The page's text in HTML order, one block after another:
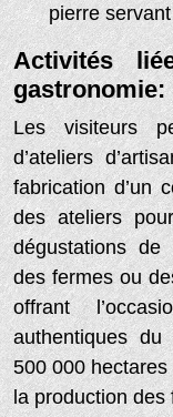
pierre
Activités
gastronomie:
Les visiteurs
d’ateliers
fabrication d’un
des ateliers
dégustations de
des fermes ou
offrant
authentiques du
500 000
la production